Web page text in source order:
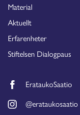
Material
Aktuellt
Erfarenheter
Stiftelsen Dialogpaus
ErataukoSaatio
@erataukosaatio